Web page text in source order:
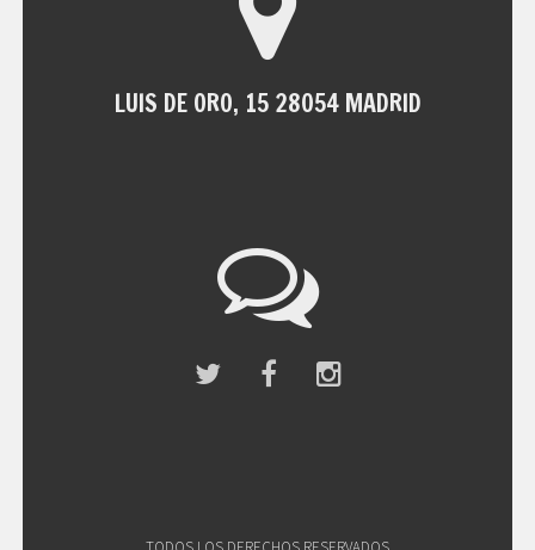
LUIS DE ORO, 15 28054 MADRID